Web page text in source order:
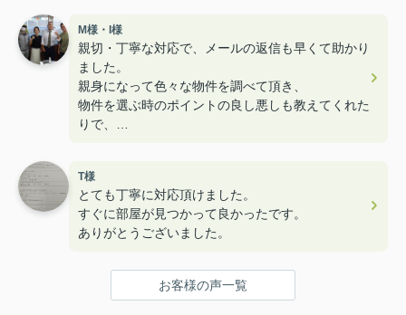
M様・I様
親切・丁寧な対応で、メールの返信も早くて助かり
ました。
親身になって色々な物件を調べて頂き、
物件を選ぶ時のポイントの良し悪しも教えてくれた
りで、
ユニークなスタッフさんも多くて楽しかったです！
T様
とても丁寧に対応頂けました。
すぐに部屋が見つかって良かったです。
ありがとうございました。
お客様の声一覧